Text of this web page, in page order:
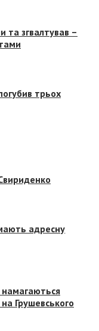
та згвалтував –
трьох
адресну
Грушевського